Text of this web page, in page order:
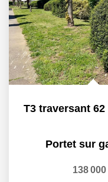
Portet sur
138 000